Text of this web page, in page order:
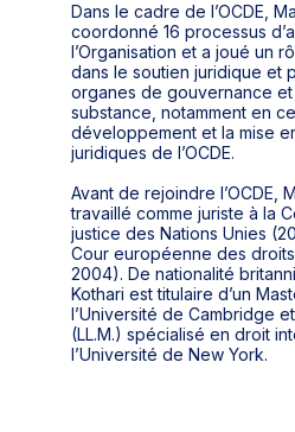
Dans le cadre de l’OCDE,
coordonné 16 processus
l’Organisation et a joué un
dans le soutien juridique et
organes de gouvernance
substance, notamment en
développement et la mise
juridiques de l’OCDE.
Avant de rejoindre l’OCDE,
travaillé comme juriste à la
justice des Nations Unies
Cour européenne des
2004). De nationalité
Kothari est titulaire d’un
l’Université de Cambridge
(LL.M.) spécialisé en droit
l’Université de New York.